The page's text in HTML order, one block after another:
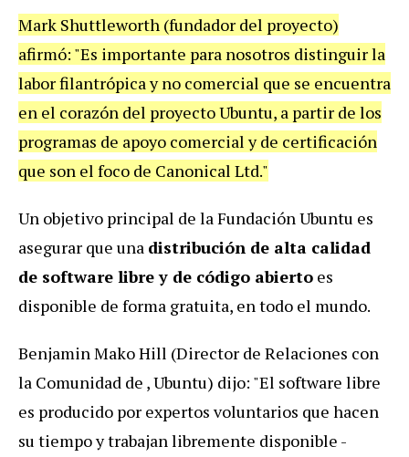
Mark Shuttleworth (fundador del proyecto)
afirmó: "Es importante para nosotros distinguir la
labor filantrópica y no comercial que se encuentra
en el corazón del proyecto Ubuntu, a partir de los
programas de apoyo comercial y de certificación
que son el foco de Canonical Ltd."
Un objetivo principal de la Fundación Ubuntu es
asegurar que una distribución de alta calidad
de software libre y de código abierto es
disponible de forma gratuita, en todo el mundo.
Benjamin Mako Hill (Director de Relaciones con
la Comunidad de , Ubuntu) dijo: "El software libre
es producido por expertos voluntarios que hacen
su tiempo y trabajan libremente disponible -